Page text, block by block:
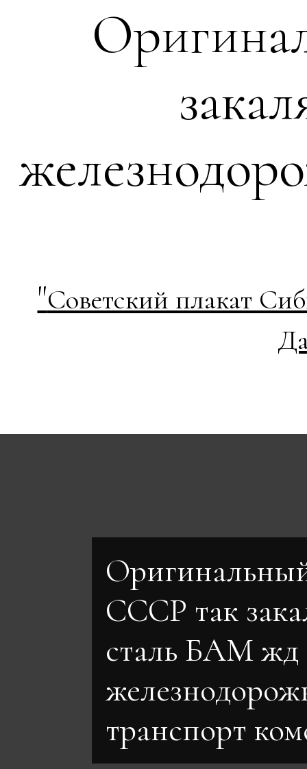
"Советский плакат
СССР так
сталь БАМ жд
транспорт